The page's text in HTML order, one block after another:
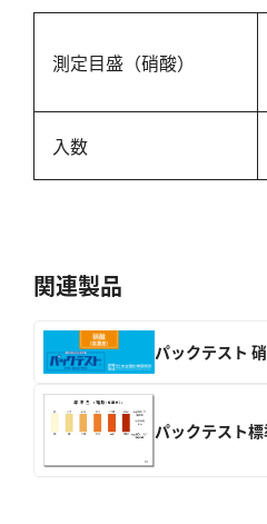
測定目盛（硝酸）
入数
関連製品
パックテスト
パックテスト
全硬度
マグネシウム
塩素
亜塩素酸ナトリウム
総残留塩素
硫黄
硫化物（硫化水素）
亜硫酸